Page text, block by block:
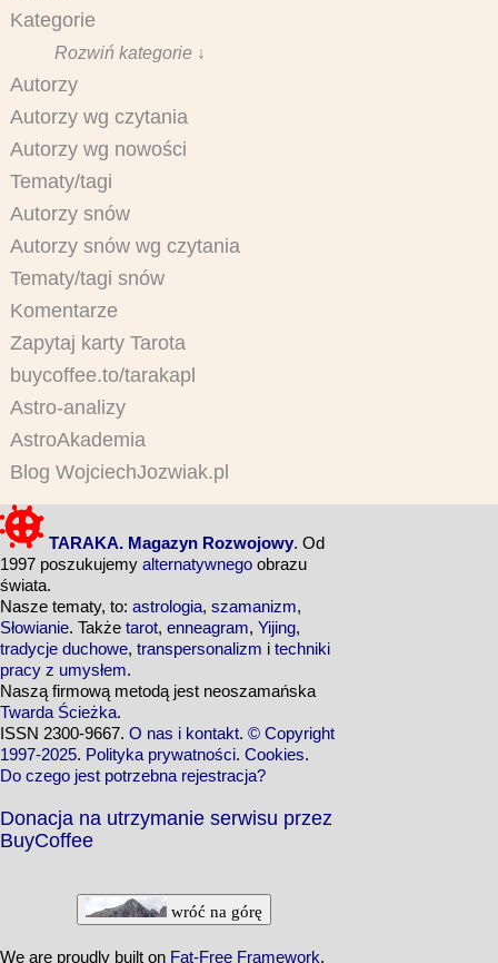
Kategorie
Rozwiń kategorie ↓
Autorzy
Autorzy wg czytania
Autorzy wg nowości
Tematy/tagi
Autorzy snów
Autorzy snów wg czytania
Tematy/tagi snów
Komentarze
Zapytaj karty Tarota
buycoffee.to/tarakapl
Astro-analizy
AstroAkademia
Blog WojciechJozwiak.pl
TARAKA. Magazyn Rozwojowy. Od
1997 poszukujemy alternatywnego obrazu
świata.
Nasze tematy, to: astrologia, szamanizm,
Słowianie. Także tarot, enneagram, Yijing,
tradycje duchowe, transpersonalizm i techniki
pracy z umysłem.
Naszą firmową metodą jest neoszamańska
Twarda Ścieżka.
ISSN 2300-9667. O nas i kontakt. © Copyright
1997-2025. Polityka prywatności. Cookies.
Do czego jest potrzebna rejestracja?
Donacja na utrzymanie serwisu przez
BuyCoffee
wróć na górę
We are proudly built on Fat-Free Framework.